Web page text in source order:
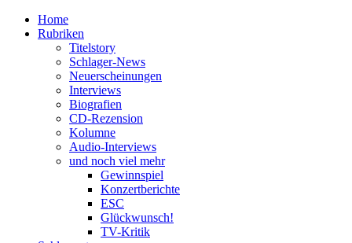
Home
Rubriken
Titelstory
Schlager-News
Neuerscheinungen
Interviews
Biografien
CD-Rezension
Kolumne
Audio-Interviews
und noch viel mehr
Gewinnspiel
Konzertberichte
ESC
Glückwunsch!
TV-Kritik